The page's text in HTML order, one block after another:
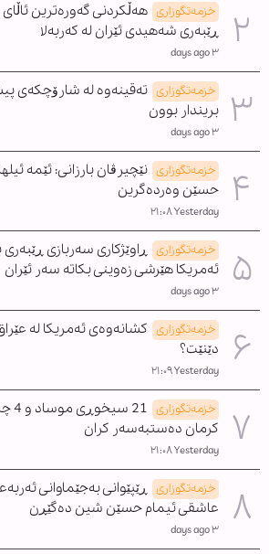
خزمەتگوزاری هەڵکردنی گەورەترین
ڕێبەری شەهیدی ئێران لە کەربەلا
٣ days ago
خزمەتگوزاری
بریندار بوون
٣ days ago
خزمەتگوزاری نێچیرڤان بارزانی: ئێمە
حسێن وەردەگرین
Yesterday ٢١:٠٨
خزمەتگوزاری
ڕاوێژکاری سەربازی ڕێبەری
ئەمریکا هێرشی زەوینی بکاتە سەر ئێران
٣ days ago
خزمەتگوزاری کشانەوەی ئەمریکا لە
دێنێت؟
Yesterday ٢١:٠٩
خزمەتگوزاری
21
کرمان دەستبەسەر کران
Yesterday ٢١:٠٨
خزمەتگوزاری
ڕێپێوانی بەجێماوانی
عاشقی ئیمام حسێن شین دەگێڕن
٣ days ago